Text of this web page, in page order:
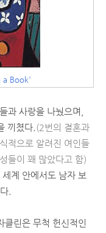
a Book'
과 사랑을 나눴으며,
끼쳤다. (2번의 결혼과
적으로 알려진 여인들
들이 꽤 많았다고 함)
계 안에서도 남자 보
.
린은 무척 헌신적인